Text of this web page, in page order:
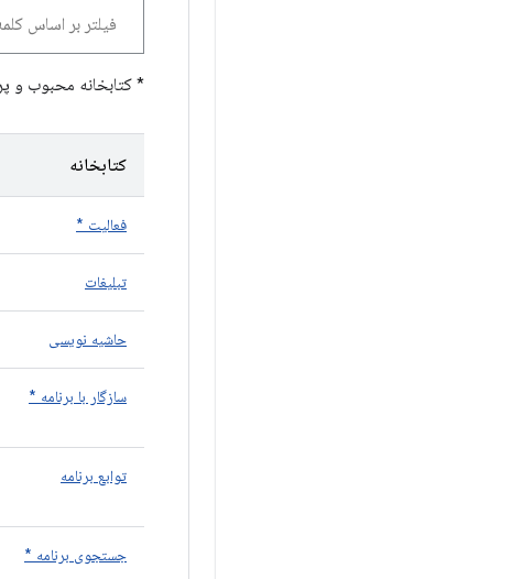
* کتابخانه محبوب و
کتابخانه
فعالیت *
تبلیغات
حاشیه نویسی
سازگار با برنامه *
توابع برنامه
جستجوی برنامه *